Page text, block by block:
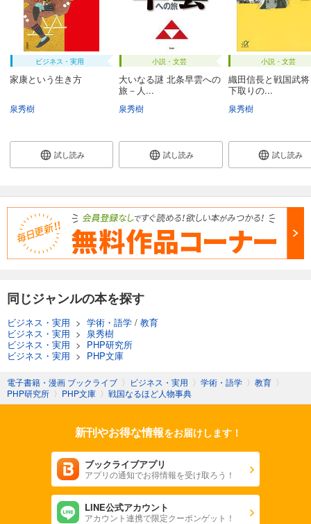
ビジネス・実用
家康という生き方
泉秀樹
試し読み
小説・文芸
大いなる謎 北条早雲への
旅－人...
泉秀樹
試し読み
小説・文芸
織田信長と戦国武
下取りの...
泉秀樹
試し読み
同じジャンルの本を探す
ビジネス・実用 > 学術・語学 / 教育
ビジネス・実用 > 泉秀樹
ビジネス・実用 > PHP研究所
ビジネス・実用 > PHP文庫
電子書籍・漫画 ブックライブ 〉 ビジネス・実用 〉 学術・語学 〉 教育 〉
PHP研究所 〉 PHP文庫 〉 戦国なるほど人物事典
新刊やお得な情報をお届けします！
ブックライブアプリ
アプリの通知でお得情報を受け取ろう！
LINE公式アカウント
アカウント連携で限定クーポンゲット！